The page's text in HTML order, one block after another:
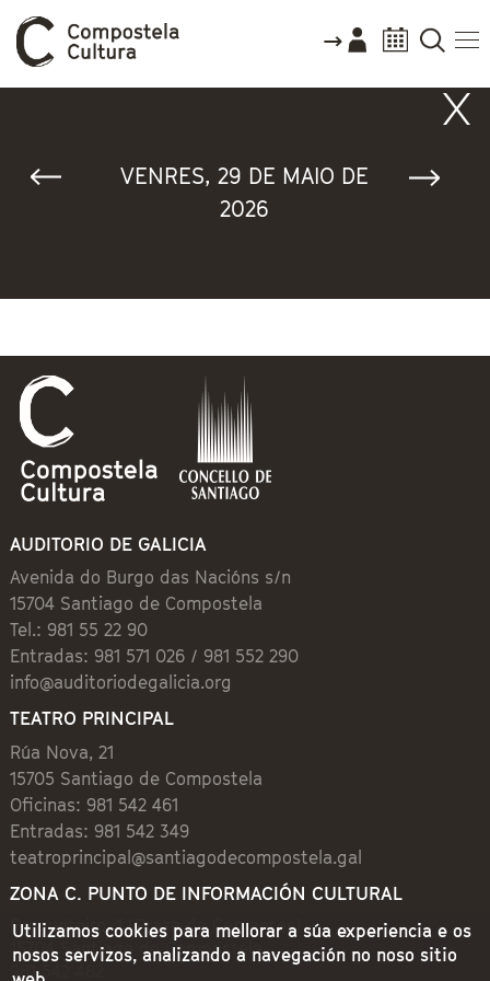
VENRES, 29 DE MAIO DE
2026
AUDITORIO DE GALICIA
Avenida do Burgo das Nacións s/n
15704 Santiago de Compostela
Tel.: 981 55 22 90
Entradas: 981 571 026 / 981 552 290
info@auditoriodegalicia.org
TEATRO PRINCIPAL
Rúa Nova, 21
15705 Santiago de Compostela
Oficinas: 981 542 461
Entradas: 981 542 349
teatroprincipal@santiagodecompostela.gal
ZONA C. PUNTO DE INFORMACIÓN CULTURAL
Preguntoiro, 1 (Praza de Cervantes)
15704 Santiago de Compostela
981 542 462
Utilizamos cookies para mellorar a súa experiencia e os
nosos servizos, analizando a navegación no noso sitio